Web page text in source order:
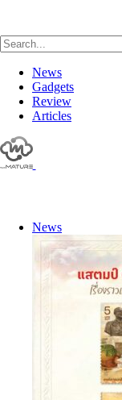
News
Gadgets
Review
Articles
News